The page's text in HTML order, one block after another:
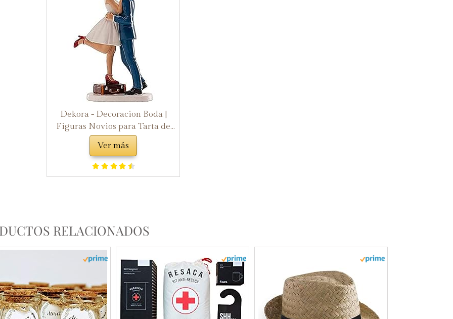
Dekora - Decoracion Boda |
Figuras Novios para Tarta de
Boda Original - Maleta
Ver más
RELACIONADOS